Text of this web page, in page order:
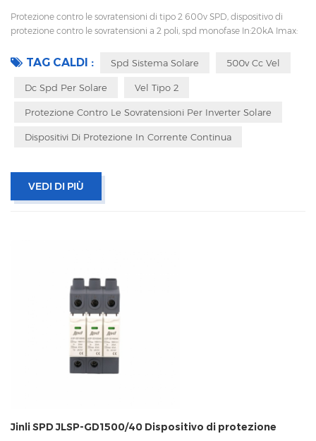
Protezione contro le sovratensioni di tipo 2 600v SPD, dispositivo di
protezione contro le sovratensioni a 2 poli, spd monofase In:20kA Imax:
segnalazione remota CEI 61643-11 OEM accettabile Sungrow, Goodwe,
TAG CALDI : Spd Sistema Solare 500v Cc Vel
Dc Spd Per Solare Vel Tipo 2
Protezione Contro Le Sovratensioni Per Inverter Solare
Dispositivi Di Protezione In Corrente Continua
VEDI DI PIÙ
Jinli SPD JLSP-GD1500/40 Dispositivo di protezione